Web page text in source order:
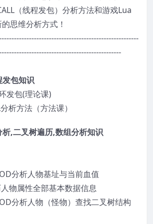
（线程发包）分析方法和游戏Lua
思维分析方式！
发包知识
发包(理论课)
析方法（方法课）
,二叉树遍历,数组分析知识
分析人物基址与当前血值
物属性全部基本数据信息
分析人物（怪物）查找二叉树结构